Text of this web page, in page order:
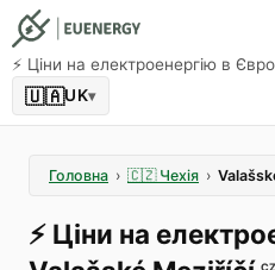
⚡️ Ціни на електроенергію в
🇺🇦UK▾
Головна › 🇨🇿 Чехія ›
⚡️ Ціни на
CZ